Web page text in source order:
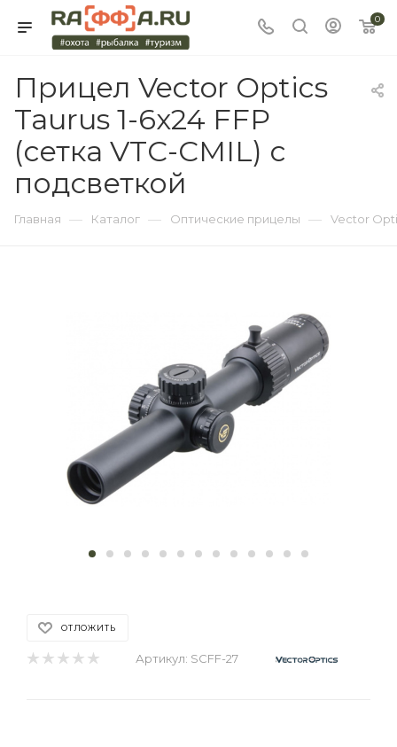
0
Прицел Vector Optics
Taurus 1-6x24 FFP
(сетка VTC-CMIL) с
подсветкой
Главная — Каталог — Оптические прицелы — Vector
ОТЛОЖИТЬ
Артикул: SCFF-27